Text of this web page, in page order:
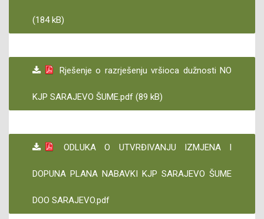
(184 kB)
Rješenje o razrješenju vršioca dužnosti NO
KJP SARAJEVO ŠUME.pdf (89 kB)
ODLUKA O UTVRĐIVANJU IZMJENA I
DOPUNA PLANA NABAVKI KJP SARAJEVO ŠUME
DOO SARAJEVO.pdf